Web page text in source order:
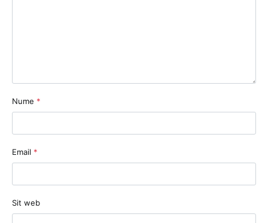
Nume *
Email *
Sit web